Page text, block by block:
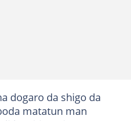
dogaro da shigo da
matatun man